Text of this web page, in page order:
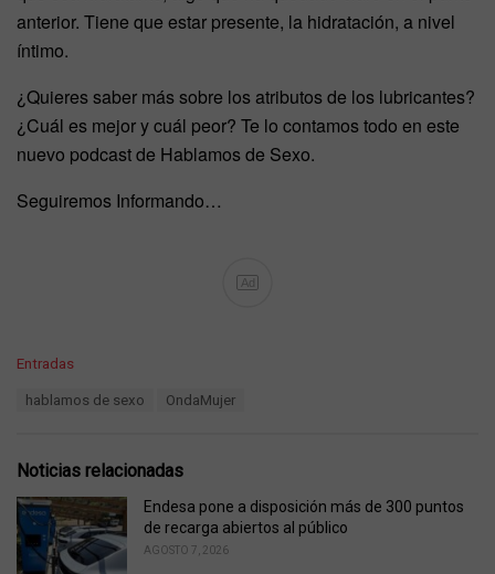
anterior. Tiene que estar presente, la hidratación, a nivel
íntimo.
¿Quieres saber más sobre los atributos de los lubricantes?
¿Cuál es mejor y cuál peor? Te lo contamos todo en este
nuevo podcast de Hablamos de Sexo.
Seguiremos Informando…
Ad
C
o
r
i
e
s
Entradas
:
hablamos de sexo OndaMujer
Noticias relacionadas
Endesa pone a disposición más de 300 puntos
de recarga abiertos al público
AGOSTO 7, 2026